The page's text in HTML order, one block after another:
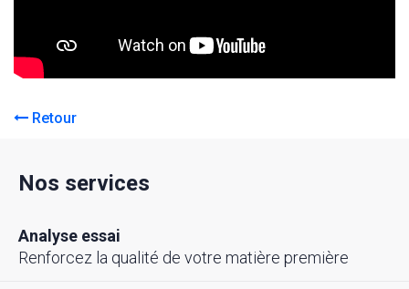
Retour
Nos services
Analyse essai
Renforcez la qualité de votre matière première